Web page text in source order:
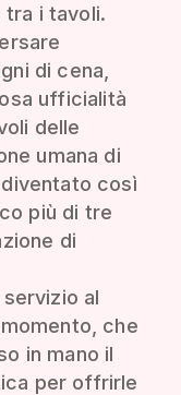
tra i tavoli.
di cena,
ufficialità
delle
umana di
così
più di tre
di
al
che
in mano il
per offrirle